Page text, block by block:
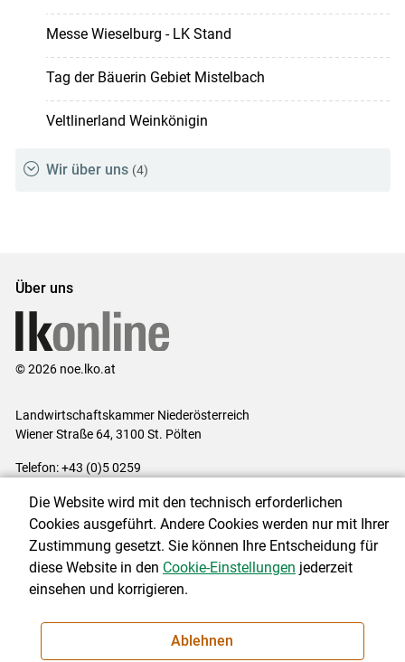
Messe Wieselburg - LK Stand
Tag der Bäuerin Gebiet Mistelbach
Veltlinerland Weinkönigin
Wir über uns (4)
Über uns
© 2026 noe.lko.at
Landwirtschaftskammer Niederösterreich
Wiener Straße 64, 3100 St. Pölten
Telefon: +43 (0)5 0259
Impressum|Kontakt|Datenschutzerklärung|Barrierefreiheit|
Cookie-Einstellungen
NEWSLETTER
Die Website wird mit den technisch erforderlichen
Cookies ausgeführt. Andere Cookies werden nur mit Ihrer
Zustimmung gesetzt. Sie können Ihre Entscheidung für
diese Website in den Cookie-Einstellungen jederzeit
einsehen und korrigieren.
Ablehnen